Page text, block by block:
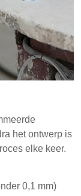
het ontwerp is
elke keer.
0,1 mm)